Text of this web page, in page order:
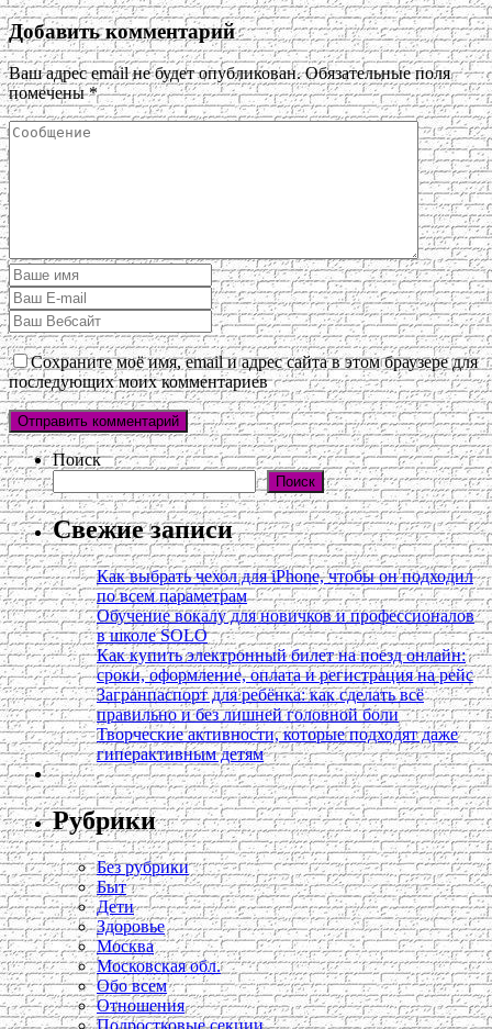
Добавить комментарий
Ваш адрес email не будет опубликован. Обязательные поля
помечены*
Сохраните моё имя, email и адрес сайта в этом браузере для
последующих моих комментариев
Поиск
Поиск
Свежие записи
Как выбрать чехол для iPhone, чтобы он подходил
по всем параметрам
Обучение вокалу для новичков и профессионалов
в школе SOLO
Как купить электронный билет на поезд онлайн:
сроки, оформление, оплата и регистрация на рейс
Загранпаспорт для ребёнка: как сделать всё
правильно и без лишней головной боли
Творческие активности, которые подходят даже
гиперактивным детям
Рубрики
Без рубрики
Быт
Дети
Здоровье
Москва
Московская обл.
Обо всем
Отношения
Подростковые секции